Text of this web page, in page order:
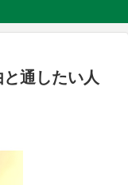
通したい人